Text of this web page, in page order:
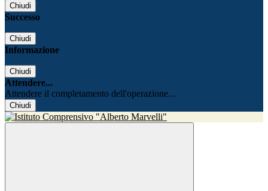
Chiudi
Successo
Chiudi
Informazione
Chiudi
Attendere...
Attendere il completamento dell'operazione...
Chiudi